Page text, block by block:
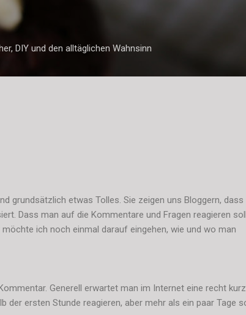
Hauptbereich
DIY und den alltäglichen Wahnsinn
grundsätzlich etwas Tolles. Sie zeigen uns Bloggern, dass
Dass man auf die Kommentare und Fragen reagieren
ich noch einmal darauf eingehen, wie und wo man
Generell erwartet man im Internet eine recht
der ersten Stunde reagieren, aber mehr als ein paar Tage